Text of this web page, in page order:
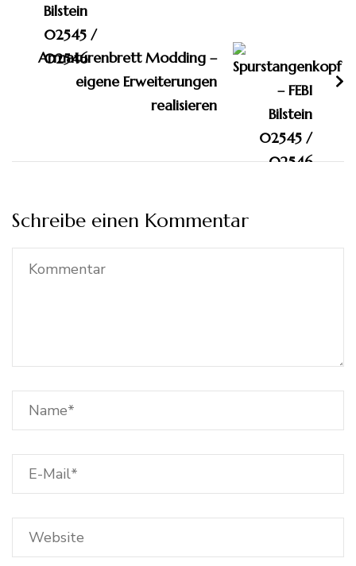
Armaturenbrett Modding –
eigene Erweiterungen
realisieren
Schreibe einen Kommentar